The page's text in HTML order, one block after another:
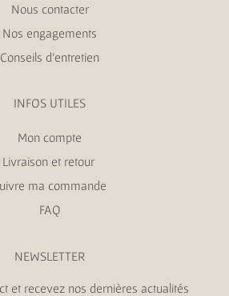
Nous contacter
Nos engagements
Conseils d’entretien
INFOS UTILES
Mon compte
Livraison et retour
ma commande
FAQ
NEWSLETTER
et recevez nos dernières actualités